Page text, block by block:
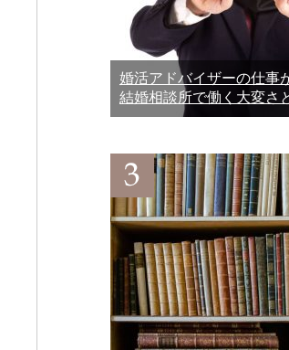
婚活アドバイザーの仕事
結婚相談所で働く大変さ